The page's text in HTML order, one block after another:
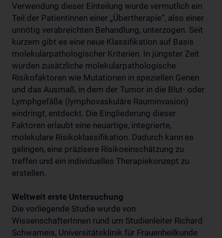
Verwendung dieser Einteilung wurde vermutlich ein
Teil der Patientinnen einer „Übertherapie“, also einer
unnötig verabreichten Behandlung, unterzogen. Seit
kurzem gibt es eine neue Klassifikation auf Basis
molekularpathologischer Kriterien. In jüngster Zeit
wurden zusätzliche molekularpathologische
Risikofaktoren wie Mutationen in speziellen Genen
und das Ausmaß, in dem der Tumor in die Blut- oder
Lymphgefäße (lymphovaskuläre Rauminvasion)
eindringt, entdeckt. Die Eingliederung dieser
Faktoren erlaubt eine neuartige, integrierte,
molekulare Risikoklassifikation. Dadurch kann es
gelingen, eine präzisere Risikoeinschätzung zu
treffen und ein individuelles Therapiekonzept zu
erstellen.
Weltweit erste Untersuchung
Die vorliegende Studie wurde von
WissenschafterInnen rund um Studienleiter Richard
Schwameis, Universitätsklinik für Frauenheilkunde